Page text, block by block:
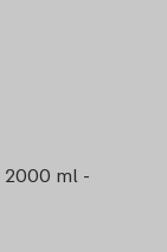
ml -